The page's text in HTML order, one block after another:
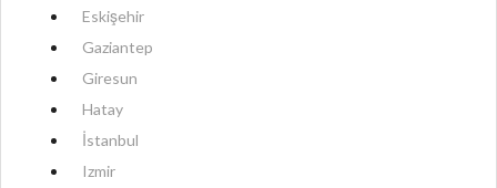
Eskişehir
Gaziantep
Giresun
Hatay
İstanbul
Izmir